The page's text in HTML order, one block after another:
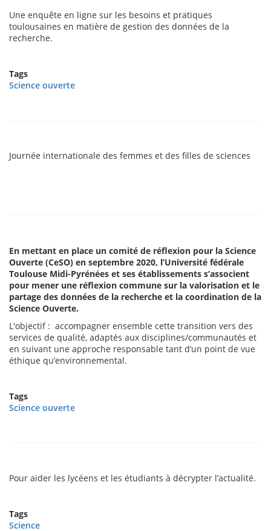
Une enquête en ligne sur les besoins et pratiques
toulousaines en matière de gestion des données de la
recherche.
Tags
Science ouverte
Journée internationale des femmes et des filles de sciences
En mettant en place un comité de réflexion pour la Science
Ouverte (CeSO) en septembre 2020, l’Université fédérale
Toulouse Midi-Pyrénées et ses établissements s’associent
pour mener une réflexion commune sur la valorisation et le
partage des données de la recherche et la coordination de la
Science Ouverte.
L'objectif : accompagner ensemble cette transition vers des
services de qualité, adaptés aux disciplines/communautés et
en suivant une approche responsable tant d’un point de vue
éthique qu’environnemental.
Tags
Science ouverte
Pour aider les lycéens et les étudiants à décrypter l’actualité.
Tags
Science